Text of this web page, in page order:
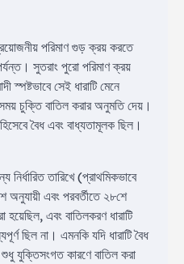
পরিমাণ গুড় ক্রয় করতে
সুতরাং পুরো পরিমাণ ক্রয়
সেই ধারাটি মেনে
চুক্তি বাতিল করার অনুমতি দেয়।
বৈধ এবং বাধ্যতামূলক ছিল।
তারিখে (প্রাথমিকভাবে
এবং পরবর্তীতে ২৮শে
হয়েছিল, এবং বাতিলকরণ ধারাটি
ছিল না। এমনকি যদি ধারাটি বৈধ
যুক্তিসংগত কারণে বাতিল করা